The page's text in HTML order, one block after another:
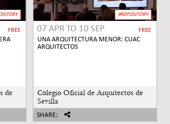
FREE
de
07 APR TO 10 SEP FREE
UNA ARQUITECTURA MENOR: CUAC
ARQUITECTOS
Colegio Oficial de Arquitectos de
Sevilla
#REPOSITORY
SHARE: